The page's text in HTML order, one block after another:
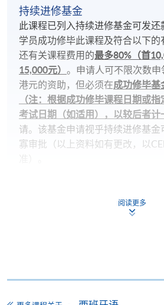
持续进修基金
此课程已列入持续进修基金可发还
学员成功修毕此课程及符合以下的
还有关课程费用的最多80%（首
15,000元）。申请人可不限次数申
港元的资助，但必须在成功修毕基
（注：根据成功修毕课程日期或
考试日期（如适用），以较后者计
请。该基金申请视乎持续进修基金
寡审批（以上资料如有更改，以
阅读更多